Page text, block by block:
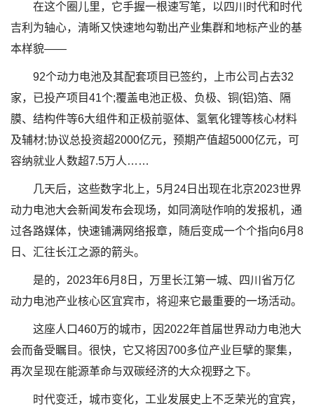
在这个圈儿里，它手握一根速写笔，以四川时代和时代
吉利为轴心，清晰又快速地勾勒出产业集群和地标产业的基
本样貌——
92个动力电池及其配套项目已签约，上市公司占去32
家，已投产项目41个;覆盖电池正极、负极、铜(铝)箔、隔
膜、结构件等6大组件和正极前驱体、氢氧化锂等核心材料
及辅材;协议总投资超2000亿元，预期产值超5000亿元，可
容纳就业人数超7.5万人……
几天后，这些数字北上，5月24日出现在北京2023世界
动力电池大会新闻发布会现场，如同滴哒作响的发报机，通
过各路媒体，快速铺满网络报章，随后变成一个个指向6月8
日、汇往长江之源的箭头。
是的，2023年6月8日，万里长江第一城、四川省万亿
动力电池产业核心区宜宾市，将迎来它最重要的一场活动。
这座人口460万的城市，因2022年首届世界动力电池大
会而备受瞩目。很快，它又将因700多位产业巨擘的聚集，
再次呈现在能源革命与双碳经济的大众视野之下。
时代变迁，城市变化，工业发展史上不乏荣光的宜宾，